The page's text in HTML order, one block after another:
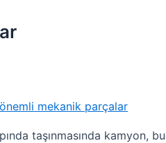
mekanik parçalar
taşınmasında kamyon,